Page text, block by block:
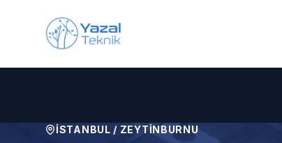
İSTANBUL / ZEYTINBURNU